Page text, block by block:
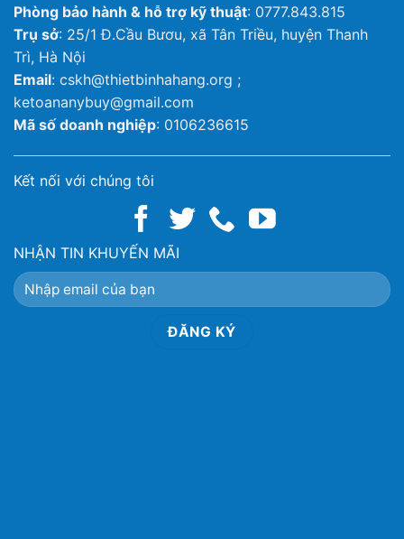
Phòng bảo hành & hỗ trợ kỹ thuật: 0777.843.815
Trụ sở: 25/1 Đ.Cầu Bươu, xã Tân Triều, huyện Thanh
Trì, Hà Nội
Email: cskh@thietbinhahang.org ;
ketoananybuy@gmail.com
Mã số doanh nghiệp: 0106236615
Kết nối với chúng tôi
NHẬN TIN KHUYẾN MÃI